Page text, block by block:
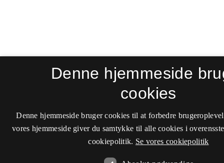
Denne hjemmeside
cookies
Denne hjemmeside bruger cookies til at forbedre
vores hjemmeside giver du samtykke til alle cookies i
cookiepolitik. Se vores cookiepolitik